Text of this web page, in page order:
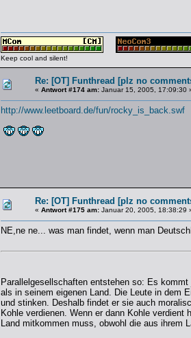
Keep cool and silent!
Re: [OT] Funthread [plz no
« Antwort #174 am: Januar 15, 2005, 17:09:30
http://www.leetboard.de/fun/rocky_is_back.swf
Re: [OT] Funthread [plz no
« Antwort #175 am: Januar 20, 2005, 18:38:29
NE,ne ne... was man findet, wenn man
Parallelgesellschaften entstehen so: Es
als in seinem eigenen Land. Die Leute in dem
und stinken. Deshalb findet er sie auch
Kohle verdienen. Wenn er dann Kohle
Land mitkommen muss, obwohl die aus ihrem